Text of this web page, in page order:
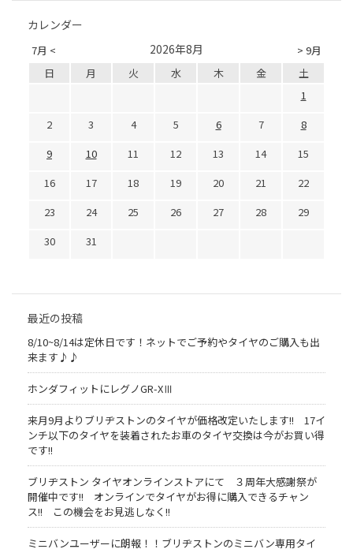
カレンダー
7月 < > 9月
2026年8月
日 月 火 水 木 金
土
1
2
3 4 5 6 7
8
9
10 11 12 13 14
15
16
17 18 19 20 21
22
23
24 25 26 27 28
29
30
31
最近の投稿
8/10~8/14は定休日です！ネットでご予約やタイヤのご購入も出
来ます♪♪
ホンダフィットにレグノGR-XⅢ
来月9月よりブリヂストンのタイヤが価格改定いたします!! 17イ
ンチ以下のタイヤを装着されたお車のタイヤ交換は今がお買い得
です!!
ブリヂストン タイヤオンラインストアにて ３周年大感謝祭が
開催中です!! オンラインでタイヤがお得に購入できるチャン
ス!! この機会をお見逃しなく!!
ミニバンユーザーに朗報！！ブリヂストンのミニバン専用タイ